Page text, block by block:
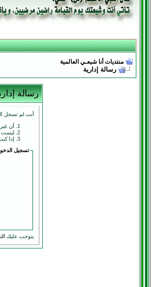
منتديات أنا شيعـي العالمية
رسالة إدارية
رسالة
أنت لم تسجل
أن
ليست
إذا
تسجيل
يتوجب عليك